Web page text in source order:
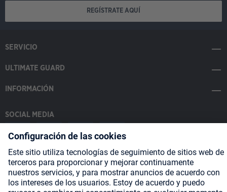
REGÍSTRATE AQUÍ
SERVICIO
ULTIMATE GUARD
INFORMACIÓN
SOCIAL MEDIA
Payment Methods